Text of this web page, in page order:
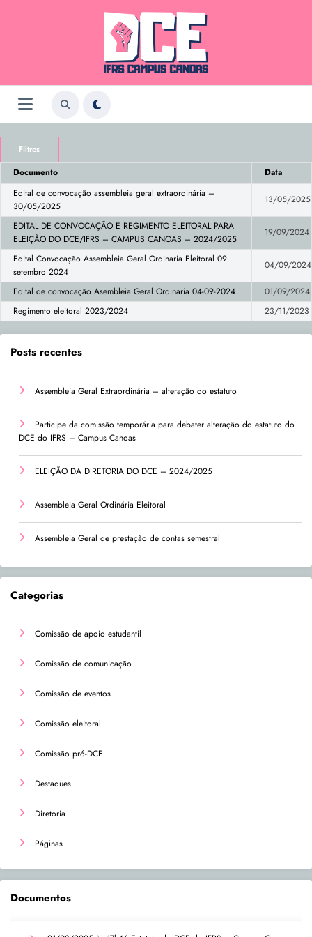
Filtros
Documento
Data
Edital de convocação assembleia geral extraordinária –
30/05/2025
13/05/2025
EDITAL DE CONVOCAÇÃO E REGIMENTO ELEITORAL PARA
ELEIÇÃO DO DCE/IFRS – CAMPUS CANOAS – 2024/2025
19/09/2024
Edital Convocação Assembleia Geral Ordinaria Eleitoral 09
setembro 2024
04/09/2024
Edital de convocação Asembleia Geral Ordinaria 04-09-2024
01/09/2024
Regimento eleitoral 2023/2024
23/11/2023
Posts recentes
Assembleia Geral Extraordinária – alteração do estatuto
Participe da comissão temporária para debater alteração do estatuto do
DCE do IFRS – Campus Canoas
ELEIÇÃO DA DIRETORIA DO DCE – 2024/2025
Assembleia Geral Ordinária Eleitoral
Assembleia Geral de prestação de contas semestral
Categorias
Comissão de apoio estudantil
Comissão de comunicação
Comissão de eventos
Comissão eleitoral
Comissão pró-DCE
Destaques
Diretoria
Páginas
Documentos